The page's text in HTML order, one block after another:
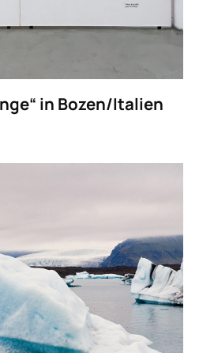
in Bozen/Italien